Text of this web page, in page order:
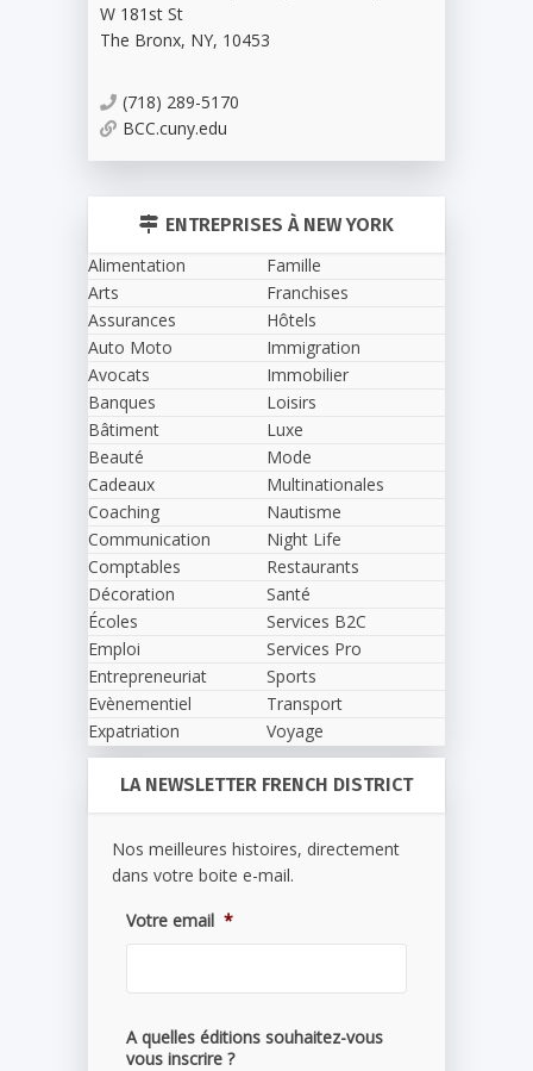
W 181st St
The Bronx, NY, 10453
(718) 289-5170
BCC.cuny.edu
ENTREPRISES À NEW YORK
Alimentation
Arts
Assurances
Auto Moto
Avocats
Banques
Bâtiment
Beauté
Cadeaux
Coaching
Communication
Comptables
Décoration
Écoles
Emploi
Entrepreneuriat
Evènementiel
Expatriation
Famille
Franchises
Hôtels
Immigration
Immobilier
Loisirs
Luxe
Mode
Multinationales
Nautisme
Night Life
Restaurants
Santé
Services B2C
Services Pro
Sports
Transport
Voyage
LA NEWSLETTER FRENCH DISTRICT
Nos meilleures histoires, directement
dans votre boite e-mail.
Votre email *
A quelles éditions souhaitez-vous
vous inscrire ?